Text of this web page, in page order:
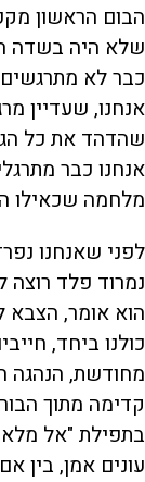
הבום הראשון
שלא היה בשדה
כבר לא
אנחנו, שעדיין
שהדהד את כל
אנחנו כבר
מלחמה שכאילו
נמרוד פלד רוצה
הוא אומר, הצבא
כולנו ביחד,
מחודשת, הנהגה
קדימה מתוך
בתפילת "אל
עונים אמן, בין